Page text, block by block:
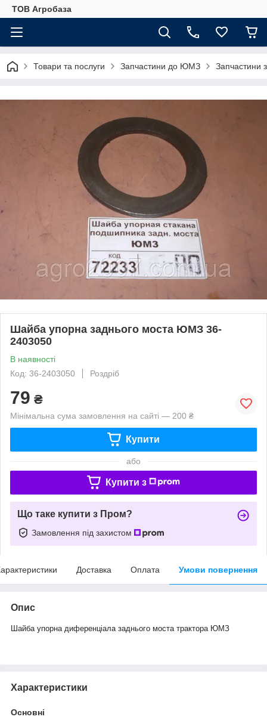
ТОВ Агробаза
Товари та послуги Запчастини до ЮМЗ Запчастини
Шайба упорна заднього моста ЮМЗ 36-
2403050
В наявності
Код: 36-2403050
Роздріб
79 ₴
Мінімальна сума замовлення на сайті — 200 ₴
Купити
або
Купити з
Що таке купити з Пром?
Замовлення під захистом
Доставка Оплата Умови повернення
Опис
Шайба упорна диференціала заднього моста трактора ЮМЗ
Характеристики
Основні